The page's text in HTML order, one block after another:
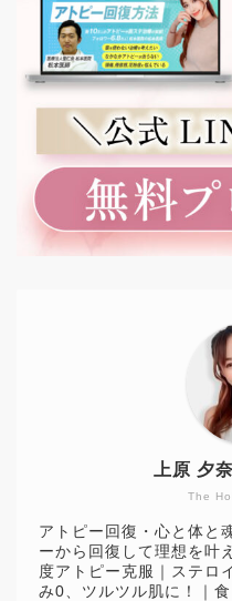
The
上原 夕
アトピー回復・心と体と
ーから回復して理想を
度アトピー克服｜ステ
み0、ツルツル肌に！｜